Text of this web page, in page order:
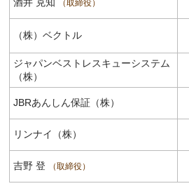
取締役
（株）ベクトル
ジャパンベストレスキューシステム
（株）
JBRあんしん保証（株）
リンナイ（株）
吉野 登 取締役